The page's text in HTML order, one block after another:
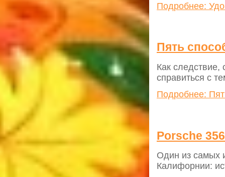
Подробнее:
Пять
Как следствие,
справиться с
Подробнее:
Porsche
Один из самых
Калифорнии: